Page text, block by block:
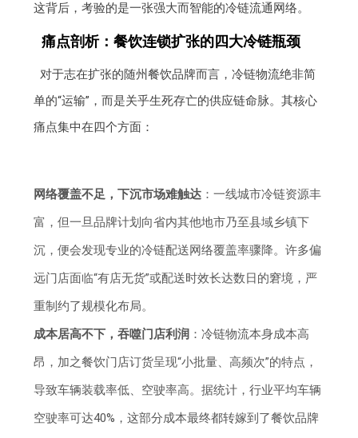
这背后，考验的是一张强大而智能的冷链流通网络。
痛点剖析：餐饮连锁扩张的四大冷链瓶颈
对于志在扩张的随州餐饮品牌而言，冷链物流绝非简
单的“运输”，而是关乎生死存亡的供应链命脉。其核心
痛点集中在四个方面：
网络覆盖不足，下沉市场难触达 ：一线城市冷链资源丰
富，但一旦品牌计划向省内其他地市乃至县域乡镇下
沉，便会发现专业的冷链配送网络覆盖率骤降。许多偏
远门店面临“有店无货”或配送时效长达数日的窘境，严
重制约了规模化布局。
成本居高不下，吞噬门店利润 ：冷链物流本身成本高
昂，加之餐饮门店订货呈现“小批量、高频次”的特点，
导致车辆装载率低、空驶率高。据统计，行业平均车辆
空驶率可达40%，这部分成本最终都转嫁到了餐饮品牌